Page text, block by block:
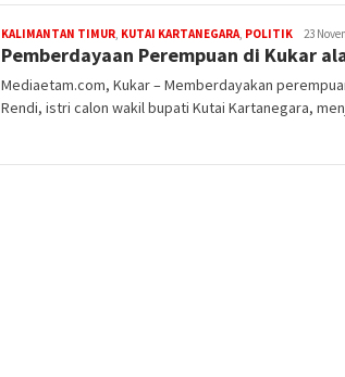
KALIMANTAN TIMUR KUTAI KARTANEGARA POLITIKRedaksi
23
Pemberdayaan Perempuan di Kukar
Mediaetam.com, Kukar – Memberdayakan
Rendi, istri calon wakil bupati Kutai Kartanegara,